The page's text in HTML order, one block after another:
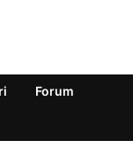
Forum